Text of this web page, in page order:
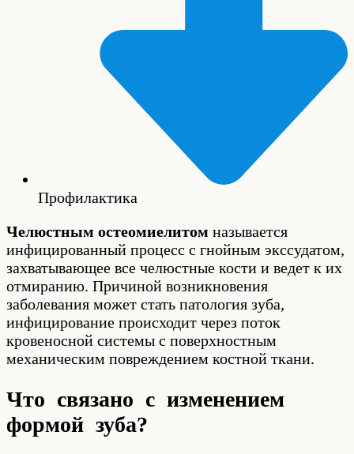
Профилактика
Челюстным остеомиелитом называется
инфицированный процесс с гнойным эксcудатом,
захватывающее все челюстные кости и ведет к их
отмиранию. Причиной возникновения
заболевания может стать патология зуба,
инфицирование происходит через поток
кровеносной системы с поверхностным
механическим повреждением костной ткани.
Что связано с изменением
формой зуба?